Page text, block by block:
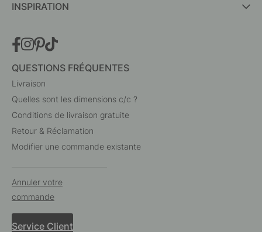
INSPIRATION
QUESTIONS FRÉQUENTES
Livraison
Quelles sont les dimensions c/c ?
Conditions de livraison gratuite
Retour & Réclamation
Modifier une commande existante
Annuler votre
commande
Service Client